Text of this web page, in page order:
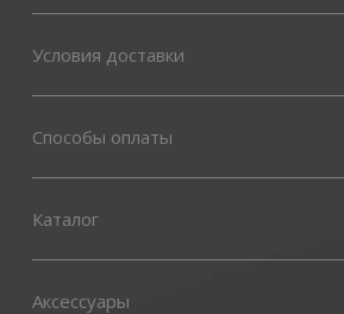
Условия доставки
Способы оплаты
Каталог
Аксессуары